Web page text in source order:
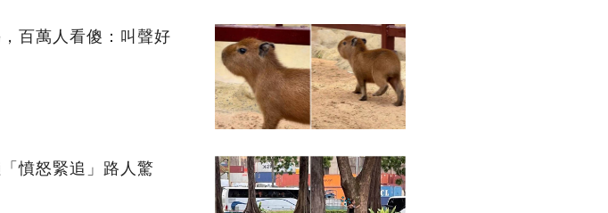
百萬人看傻：叫聲好
憤怒緊追」路人驚